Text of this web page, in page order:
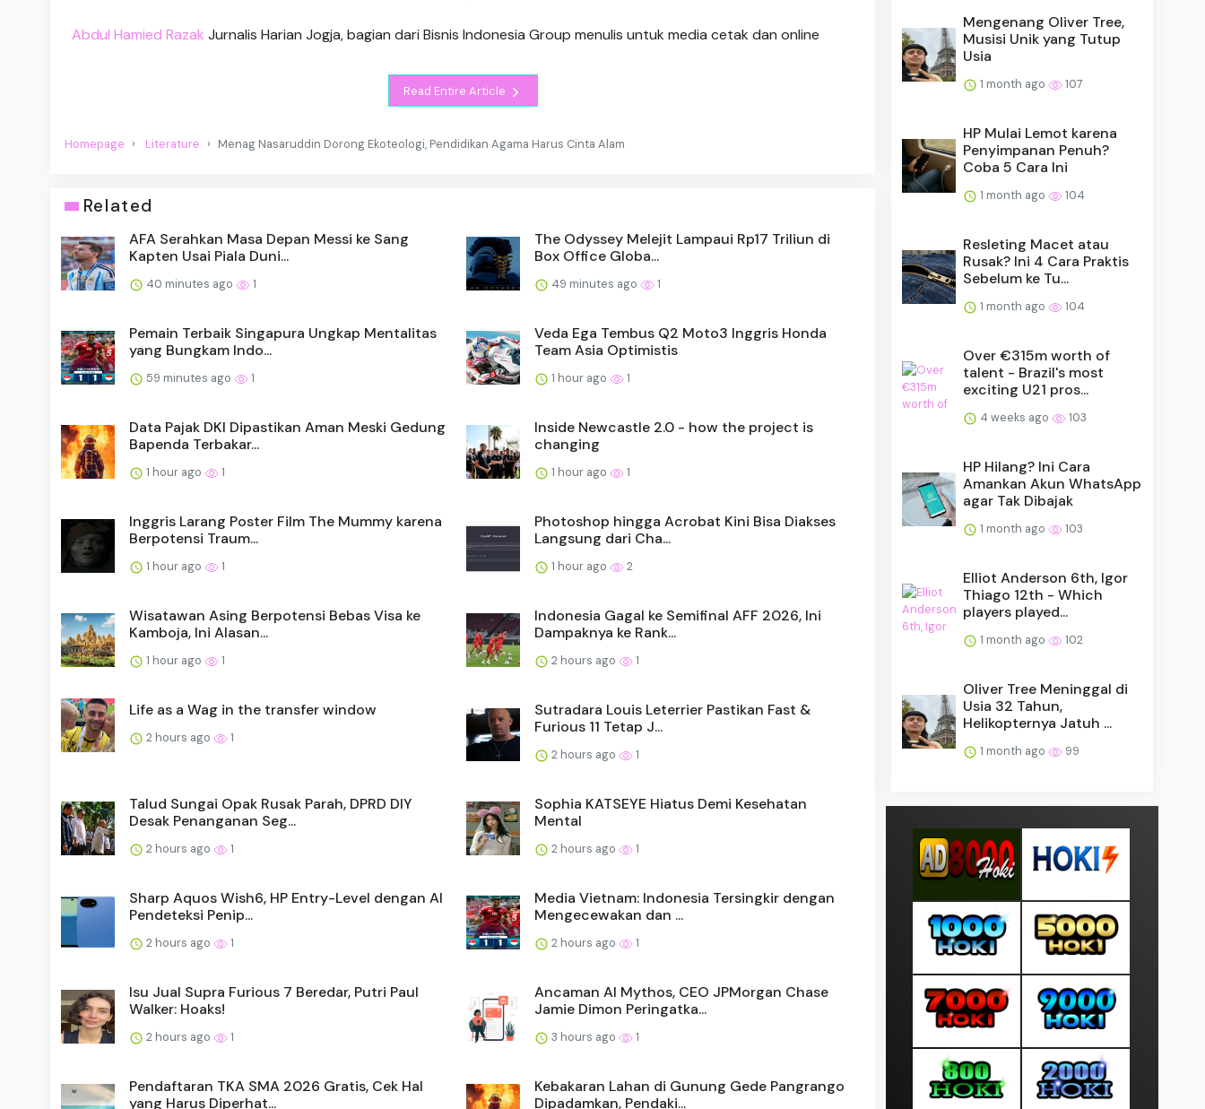
Abdul Hamied Razak Jurnalis Harian Jogja, bagian dari Bisnis Indonesia Group menulis untuk media cetak dan online
Read Entire Article
Homepage Literature Menag Nasaruddin Dorong Ekoteologi, Pendidikan Agama Harus Cinta Alam
Related
AFA Serahkan Masa Depan Messi ke Sang
Kapten Usai Piala Duni...
40 minutes ago 1
The Odyssey Melejit Lampaui Rp17 Triliun di
Box Office Globa...
49 minutes ago 1
Pemain Terbaik Singapura Ungkap Mentalitas
yang Bungkam Indo...
59 minutes ago 1
Veda Ega Tembus Q2 Moto3 Inggris Honda
Team Asia Optimistis
1 hour ago 1
Data Pajak DKI Dipastikan Aman Meski Gedung
Bapenda Terbakar...
1 hour ago 1
Inside Newcastle 2.0 - how the project is
changing
1 hour ago 1
Inggris Larang Poster Film The Mummy karena
Berpotensi Traum...
1 hour ago 1
Photoshop hingga Acrobat Kini Bisa Diakses
Langsung dari Cha...
1 hour ago 2
Wisatawan Asing Berpotensi Bebas Visa ke
Kamboja, Ini Alasan...
1 hour ago 1
Indonesia Gagal ke Semifinal AFF 2026, Ini
Dampaknya ke Rank...
2 hours ago 1
Life as a Wag in the transfer window
2 hours ago 1
Sutradara Louis Leterrier Pastikan Fast &
Furious 11 Tetap J...
2 hours ago 1
Talud Sungai Opak Rusak Parah, DPRD DIY
Desak Penanganan Seg...
2 hours ago 1
Sophia KATSEYE Hiatus Demi Kesehatan
Mental
2 hours ago 1
Sharp Aquos Wish6, HP Entry-Level dengan AI
Pendeteksi Penip...
2 hours ago 1
Media Vietnam: Indonesia Tersingkir dengan
Mengecewakan dan ...
2 hours ago 1
Isu Jual Supra Furious 7 Beredar, Putri Paul
Walker: Hoaks!
2 hours ago 1
Ancaman AI Mythos, CEO JPMorgan Chase
Jamie Dimon Peringatka...
3 hours ago 1
Pendaftaran TKA SMA 2026 Gratis, Cek Hal
yang Harus Diperhat...
Kebakaran Lahan di Gunung Gede Pangrango
Dipadamkan, Pendaki...
Mengenang Oliver Tree,
Musisi Unik yang Tutup
Usia
1 month ago 107
HP Mulai Lemot karena
Penyimpanan Penuh?
Coba 5 Cara Ini
1 month ago 104
Resleting Macet atau
Rusak? Ini 4 Cara Praktis
Sebelum ke Tu...
1 month ago 104
Over €315m worth of
talent - Brazil's most
exciting U21 pros...
4 weeks ago 103
HP Hilang? Ini Cara
Amankan Akun WhatsApp
agar Tak Dibajak
1 month ago 103
Elliot Anderson 6th, Igor
Thiago 12th - Which
players played...
1 month ago 102
Oliver Tree Meninggal di
Usia 32 Tahun,
Helikopternya Jatuh ...
1 month ago 99